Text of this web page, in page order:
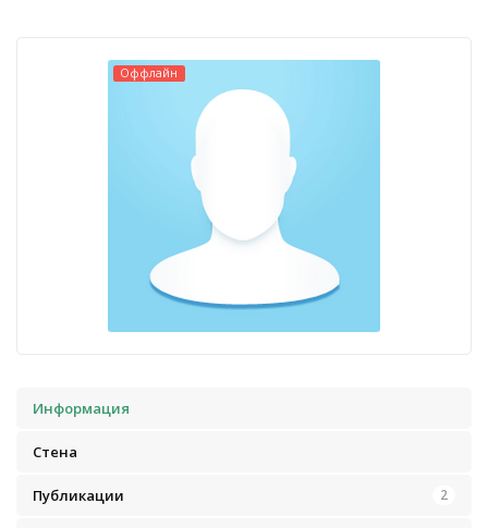
Оффлайн
Информация
Стена
Публикации 2